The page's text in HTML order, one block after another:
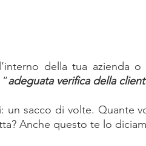
della tua azienda
adeguata verifica della
un sacco di volte. Quante
Anche questo te lo